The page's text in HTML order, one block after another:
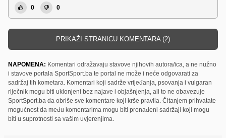
0 0
PRIKAŽI STRANICU KOMENTARA (2)
NAPOMENA: Komentari odražavaju stavove njihovih autora/ica, a ne nužno
i stavove portala SportSport.ba te portal ne može i neće odgovarati za
sadržaj tih kometara. Komentari koji sadrže vrijeđanja, psovanja i vulgaran
riječnik mogu biti uklonjeni bez najave i objašnjenja, ali to ne obavezuje
SportSport.ba da obriše sve komentare koji krše pravila. Čitanjem prihvatate
mogućnost da među komentarima mogu biti pronađeni sadržaji koji mogu
biti u suprotnosti sa vašim uvjerenjima.